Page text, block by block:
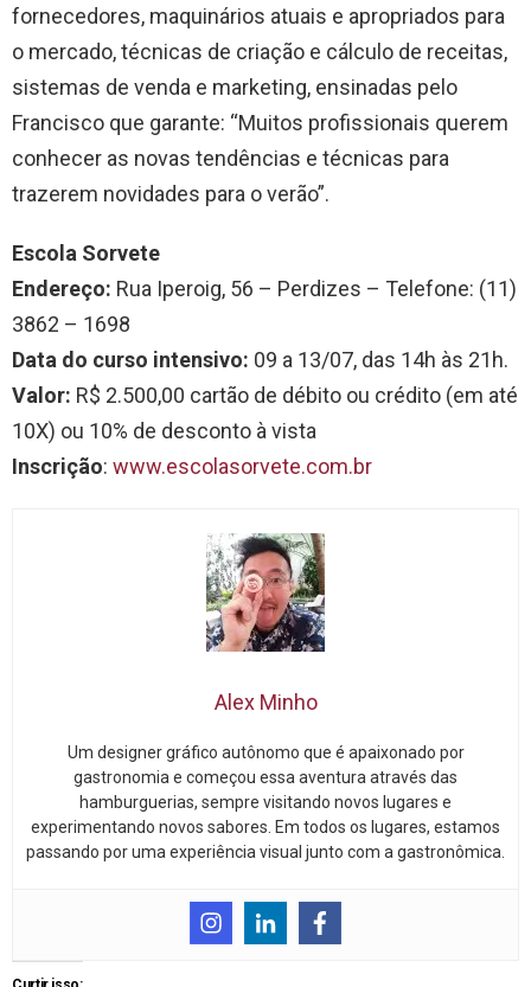
fornecedores, maquinários atuais e apropriados para
o mercado, técnicas de criação e cálculo de receitas,
sistemas de venda e marketing, ensinadas pelo
Francisco que garante: “Muitos profissionais querem
conhecer as novas tendências e técnicas para
trazerem novidades para o verão”.
Escola Sorvete
Endereço: Rua Iperoig, 56 – Perdizes – Telefone: (11)
3862 – 1698
Data do curso intensivo: 09 a 13/07, das 14h às 21h.
Valor: R$ 2.500,00 cartão de débito ou crédito (em até
10X) ou 10% de desconto à vista
Inscrição: www.escolasorvete.com.br
Alex Minho
Um designer gráfico autônomo que é apaixonado por
gastronomia e começou essa aventura através das
hamburguerias, sempre visitando novos lugares e
experimentando novos sabores. Em todos os lugares, estamos
passando por uma experiência visual junto com a gastronômica.